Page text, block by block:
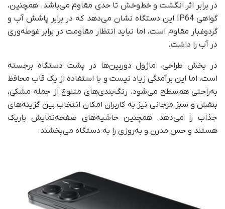
در برابر اثر انگشت و خط‌وخش تا حدی مقاوم می‌باشد. همچنین،
گواهی IP64 این دستگاه نشان می‌دهد که در برابر پاشش آب و
گردوغبار مقاوم است، اما نباید انتظار مقاومت در برابر غوطه‌وری
در آب را داشت.
در بخش طراحی، ماژول دوربین‌ها در پشت دستگاه برجسته
است، اما این برآمدگی زیاد نیست و با استفاده از یک قاب محافظ
به‌راحتی هم‌سطح می‌شود. رنگ‌بندی‌های متنوع از جمله مشکی،
بنفش و سبز مرجانی نیز به کاربران امکان انتخاب بین گزینه‌های
جذاب را می‌دهد. همچنین حاشیه‌های صفحه‌نمایش باریک
هستند و حس مدرن و به‌روزی را به دستگاه می‌بخشند.